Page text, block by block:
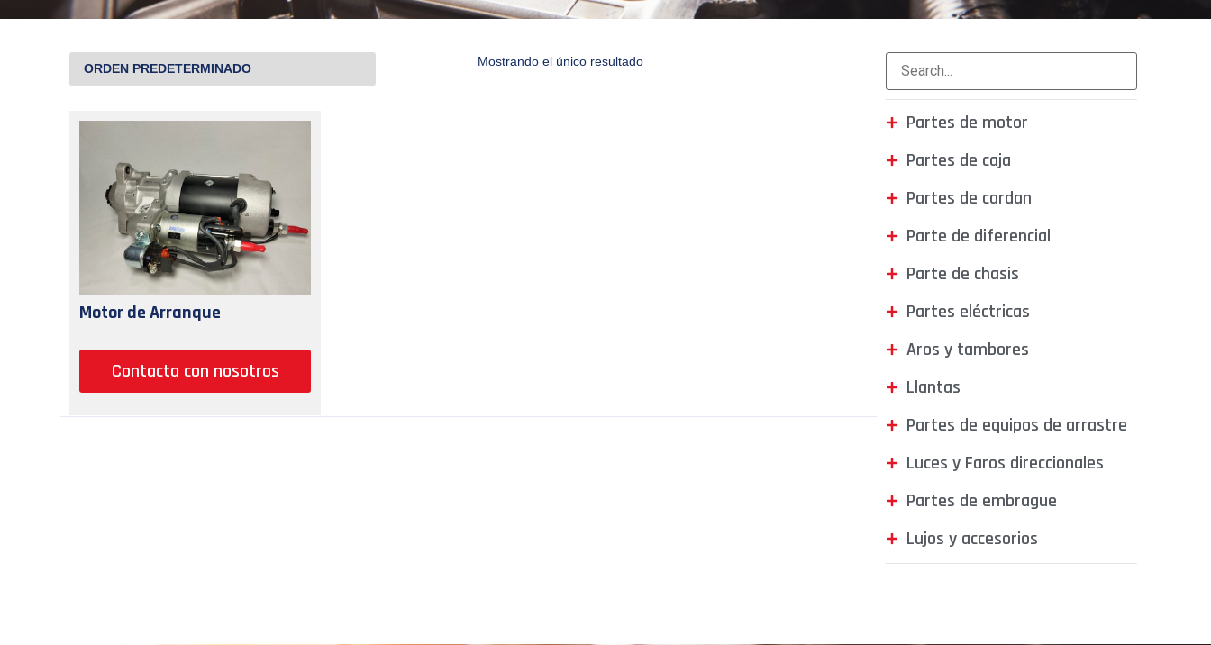
Mostrando el único resultado
Motor de Arranque
Contacta con nosotros
Partes de motor
Partes de caja
Partes de cardan
Parte de diferencial
Parte de chasis
Partes eléctricas
Aros y tambores
Llantas
Partes de equipos de arrastre
Luces y Faros direccionales
Partes de embrague
Lujos y accesorios